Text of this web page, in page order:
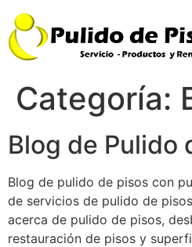
Categoría:
Blog de Pulido
Blog de pulido de pisos con
de servicios de pulido de
acerca de pulido de pisos,
restauración de pisos y